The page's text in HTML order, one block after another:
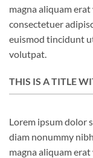
magna aliquam
consectetuer
euismod tincidunt
volutpat.
THIS IS A TITLE
Lorem ipsum dolor
diam nonummy
magna aliquam